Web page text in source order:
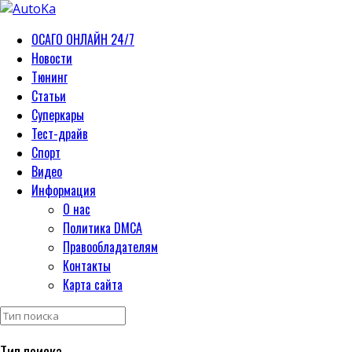
ОСАГО ОНЛАЙН 24/7
Новости
Тюнинг
Статьи
Суперкары
Тест-драйв
Спорт
Видео
Информация
О нас
Политика DMCA
Правообладателям
Контакты
Карта сайта